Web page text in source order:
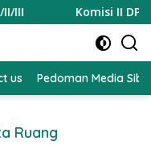
Komisi II DPR
us Pedoman Media
Ruang